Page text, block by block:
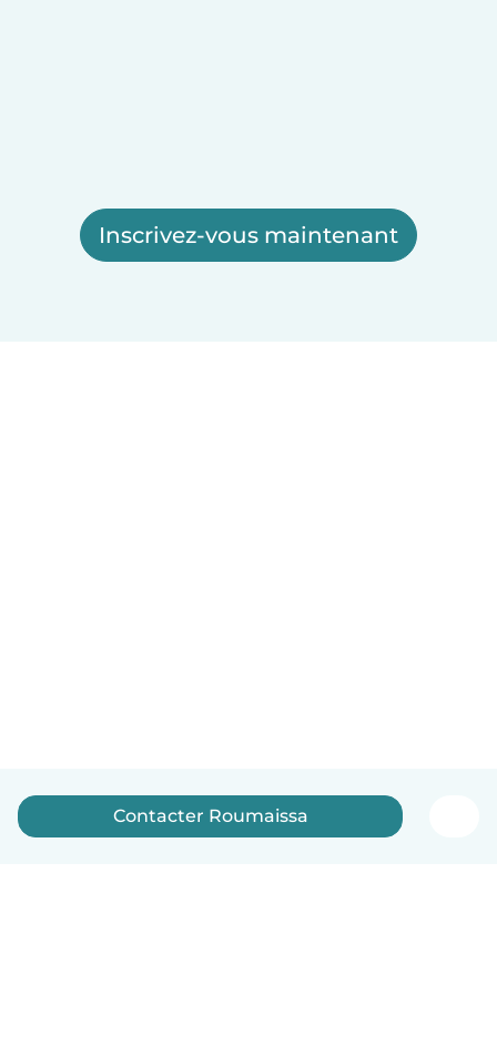
Inscrivez-vous maintenant
Contacter Roumaissa